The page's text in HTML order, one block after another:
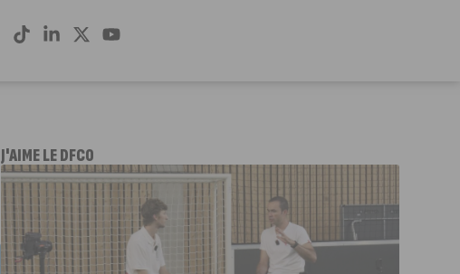
J'AIME LE DFCO